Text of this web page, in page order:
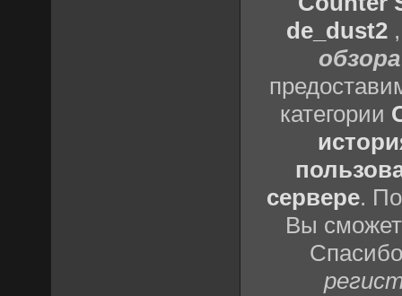
de_dust2
категории
сервере.
Вы